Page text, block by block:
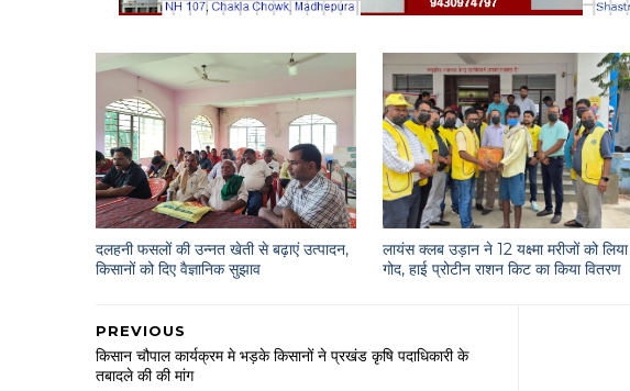
दलहनी फसलों की उन्नत खेती से बढ़ाएं उत्पादन,
किसानों को दिए वैज्ञानिक सुझाव
लायंस क्लब उड़ान ने 12 यक्ष्मा मरीजों को लिया
गोद, हाई प्रोटीन राशन किट का किया वितरण
PREVIOUS
किसान चौपाल कार्यक्रम मे भड़के किसानों ने प्रखंड कृषि पदाधिकारी के
तबादले की की मांग